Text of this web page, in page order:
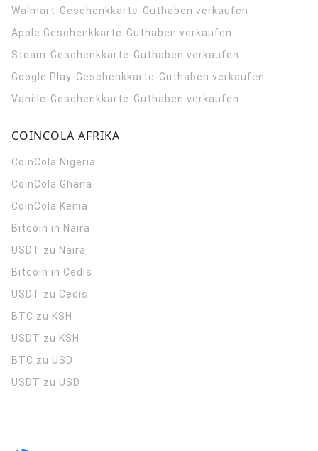
Walmart-Geschenkkarte-Guthaben verkaufen
Apple Geschenkkarte-Guthaben verkaufen
Steam-Geschenkkarte-Guthaben verkaufen
Google Play-Geschenkkarte-Guthaben verkaufen
Vanille-Geschenkkarte-Guthaben verkaufen
COINCOLA AFRIKA
CoinCola Nigeria
CoinCola Ghana
CoinCola Kenia
Bitcoin in Naira
USDT zu Naira
Bitcoin in Cedis
USDT zu Cedis
BTC zu KSH
USDT zu KSH
BTC zu USD
USDT zu USD